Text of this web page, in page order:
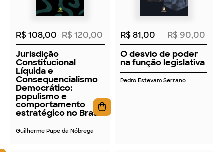
R$ 108,00 R$ 120,00
Jurisdição
Constitucional
Líquida e
Consequencialismo
Democrático:
populismo e
comportamento
estratégico no Brasil
Guilherme Pupe da Nóbrega
R$ 81,00
R$ 90,00
O desvio de poder
na função legislativa
Pedro Estevam Serrano